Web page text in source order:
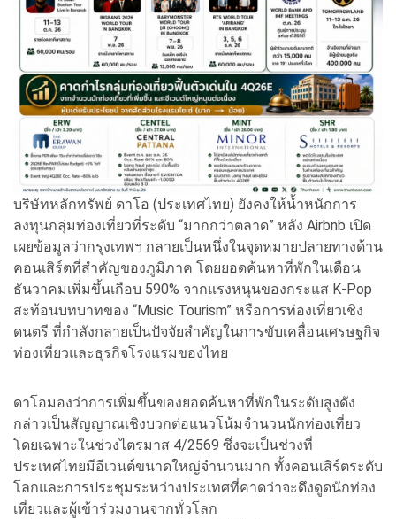
บริษัทหลักทรัพย์ ดาโอ (ประเทศไทย) ยังคงให้น้ำหนักการ
ลงทุนกลุ่มท่องเที่ยวที่ระดับ “มากกว่าตลาด” หลัง Airbnb เปิด
เผยข้อมูลว่ากรุงเทพฯ กลายเป็นหนึ่งในจุดหมายปลายทางด้าน
คอนเสิร์ตที่สำคัญของภูมิภาค โดยยอดค้นหาที่พักในเดือน
ธันวาคมเพิ่มขึ้นเกือบ 590% จากแรงหนุนของกระแส K-Pop
สะท้อนบทบาทของ “Music Tourism” หรือการท่องเที่ยวเชิง
ดนตรี ที่กำลังกลายเป็นปัจจัยสำคัญในการขับเคลื่อนเศรษฐกิจ
ท่องเที่ยวและธุรกิจโรงแรมของไทย
ดาโอมองว่าการเพิ่มขึ้นของยอดค้นหาที่พักในระดับสูงดัง
กล่าวเป็นสัญญาณเชิงบวกต่อแนวโน้มจำนวนนักท่องเที่ยว
โดยเฉพาะในช่วงไตรมาส 4/2569 ซึ่งจะเป็นช่วงที่
ประเทศไทยมีอีเวนต์ขนาดใหญ่จำนวนมาก ทั้งคอนเสิร์ตระดับ
โลกและการประชุมระหว่างประเทศที่คาดว่าจะดึงดูดนักท่อง
เที่ยวและผู้เข้าร่วมงานจากทั่วโลก